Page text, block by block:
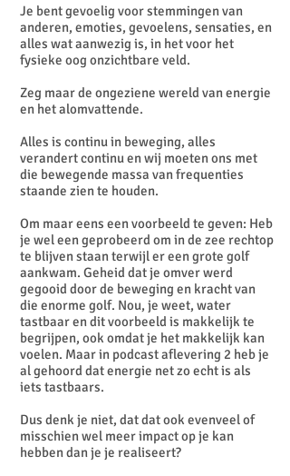
Je bent gevoelig voor stemmingen van
anderen, emoties, gevoelens, sensaties, en
alles wat aanwezig is, in het voor het
fysieke oog onzichtbare veld.
Zeg maar de ongeziene wereld van energie
en het alomvattende.
Alles is continu in beweging, alles
verandert continu en wij moeten ons met
die bewegende massa van frequenties
staande zien te houden.
Om maar eens een voorbeeld te geven: Heb
je wel een geprobeerd om in de zee rechtop
te blijven staan terwijl er een grote golf
aankwam. Geheid dat je omver werd
gegooid door de beweging en kracht van
die enorme golf. Nou, je weet, water
tastbaar en dit voorbeeld is makkelijk te
begrijpen, ook omdat je het makkelijk kan
voelen. Maar in podcast aflevering 2 heb je
al gehoord dat energie net zo echt is als
iets tastbaars.
Dus denk je niet, dat dat ook evenveel of
misschien wel meer impact op je kan
hebben dan je je realiseert?